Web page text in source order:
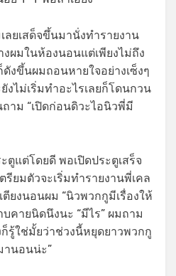
ลยเสด็จขึ้นมานั่งทำรายงาน
งผมในห้องนอนแต่เพียงไม่ถึง
งขึ้นผมถอนหายใจอย่างเซ็งๆ
งไม่เริ่มทำอะไรเลยก็โดนกวน
าม “เปิดก่อนดิวะไอนิวพี่มี
ตูแต่โดยดี พอเปิดประตูเสร็จ
ยมตัวจะเริ่มทำรายงานพี่เคล
ยงนอนผม “นิวพวกกูมีเรื่องให้
คายนิดนึงนะ “มีไร” ผมถาม
ก็รู้ใช่มั้ยว่าช่วงนี้หยุดยาวพวกกู
านอนน่ะ”